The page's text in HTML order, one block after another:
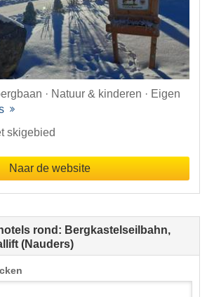
· Natuur & kinderen · Eigen
skigebied
Naar de website
rond: Bergkastelseilbahn,
(Nauders)